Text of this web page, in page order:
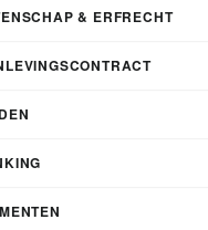
& ERFRECHT